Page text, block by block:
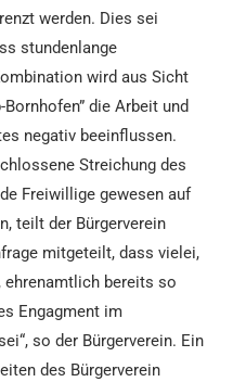
werden. Dies sei
stundenlange
wird aus Sicht
die Arbeit und
negativ beeinflussen.
Streichung des
Freiwillige gewesen auf
teilt der Bürgerverein
mitgeteilt, dass vielei,
ehrenamtlich bereits so
Engagment im
so der Bürgerverein. Ein
des Bürgerverein